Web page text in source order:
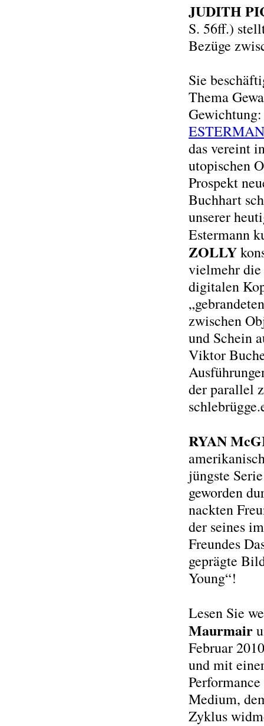
JUDITH
S. 56ff.)
Bezüge
Sie
Thema
das vereint
utopischen
Prospekt
Buchhart
unserer
Estermann
ZOLLY
vielmehr
digitalen
zwischen
und Schein
Viktor
der parallel
RYAN
jüngste
geworden
nackten
der seines
Freundes
geprägte
Young“!
Lesen Sie
Maurmair
Februar
und mit
Medium,
Zyklus